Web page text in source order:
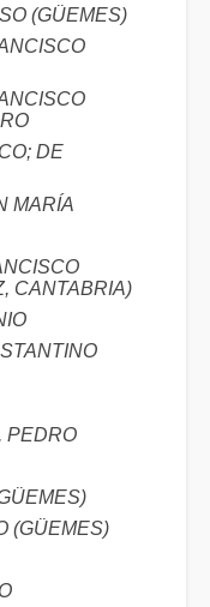
(GÜEMES)
DE
MARÍA
CANTABRIA)
PEDRO
(GÜEMES)